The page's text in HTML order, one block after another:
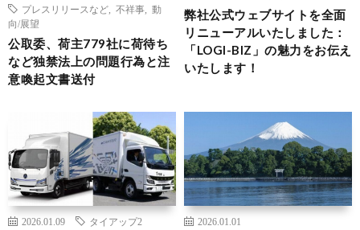
プレスリリースなど
不祥事
動
向/展望
公取委、荷主779社に荷待ち
など独禁法上の問題行為と注
意喚起文書送付
弊社公式ウェブサイトを全面
リニューアルいたしました：
「LOGI-BIZ」の魅力をお伝え
いたします！
2026.01.09 タイアップ2
2026.01.01